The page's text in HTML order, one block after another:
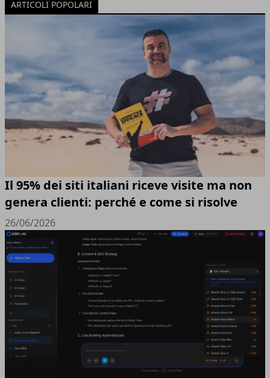
ARTICOLI POPOLARI
Il 95% dei siti italiani riceve visite ma non
genera clienti: perché e come si risolve
26/06/2026